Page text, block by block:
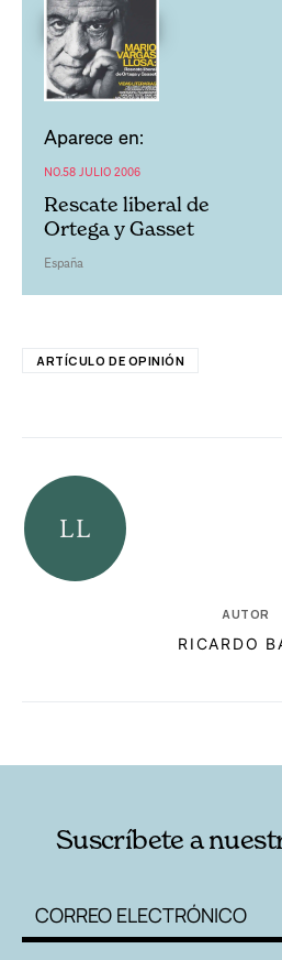
Aparece en:
NO.58 JULIO 2006
Rescate liberal de
Ortega y Gasset
España
ARTÍCULO DE OPINIÓN
AUTOR
RICARDO
Suscríbete a